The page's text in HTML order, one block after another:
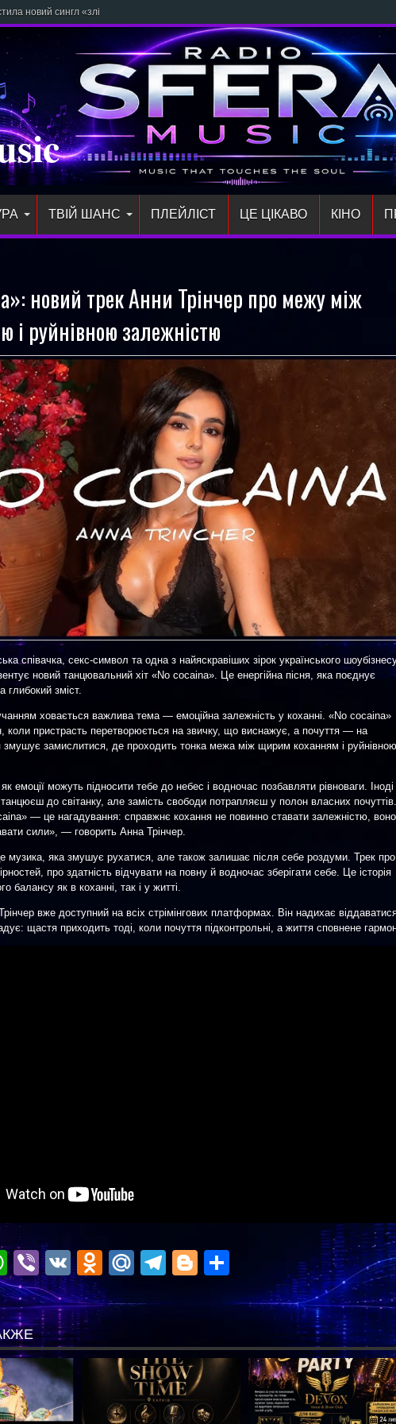
новий сингл «злітай» про відчуття свободи та щирі
ТВІЙ ШАНС ПЛЕЙЛIСТ ЦЕ ЦІКАВО КІНО
новий трек Анни Трінчер про межу між
і руйнівною залежністю
співачка, секс-символ та одна з найяскравіших зірок українського
новий танцювальний хіт «No cocaina». Це енергійна пісня, яка поєднує
глибокий зміст.
ховається важлива тема — емоційна залежність у коханні. «No cocaina»
коли пристрасть перетворюється на звичку, що виснажує, а почуття — на
змушує замислитися, де проходить тонка межа між щирим коханням і руйнівною
емоції можуть підносити тебе до небес і водночас позбавляти рівноваги. Іноді
до світанку, але замість свободи потрапляєш у полон власних почуттів.
— це нагадування: справжнє кохання не повинно ставати залежністю, воно
сили», — говорить Анна Трінчер.
музика, яка змушує рухатися, але також залишає після себе роздуми. Трек про
про здатність відчувати на повну й водночас зберігати себе. Це історія
балансу як в коханні, так і у житті.
вже доступний на всіх стрімінгових платформах. Він надихає
щастя приходить тоді, коли почуття підконтрольні, а життя сповнене
WhatsApp
Viber
VK Odnoklassniki
Mail.Ru
Telegram
BloggerОтправить